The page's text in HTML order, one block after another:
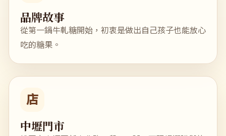
品牌故事
從第一鍋牛軋糖開始，初衷是做出自己孩子也能放心
吃的糖果。
店
中壢門市